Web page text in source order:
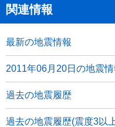
関連情報
最新の地震情報
2011年06月20日の地震情
過去の地震履歴
過去の地震履歴(震度3以